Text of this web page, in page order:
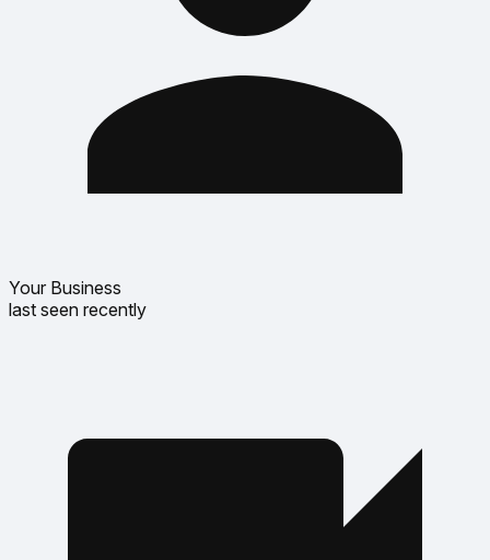
Your Business
last seen recently